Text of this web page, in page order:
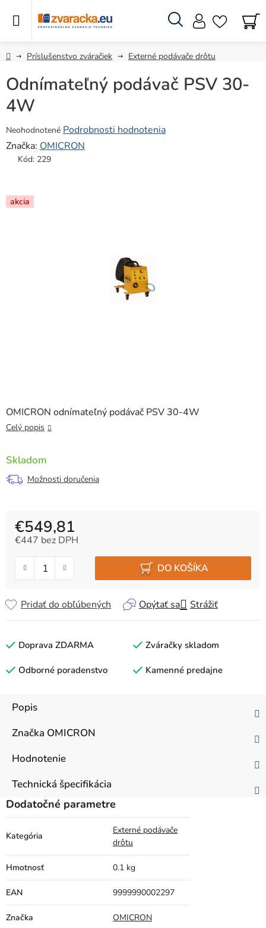
Hľadať
DomovPríslušenstvo zváračiek Externé podávače drôtu
OMICRON odnímateľný podávač PSV 30-4W
Celý popis
Skladom
Možnosti doručenia
€549,81
€447 bez DPH
DO KOŠÍKA
Opýtať sa Strážiť
Pridať do obľúbených
Odnímateľný podávač PSV 30-
4W
Priemerné
hodnotenie
produktu
z
5
Neohodnotené Podrobnosti hodnotenia
Značka: OMICRON
Kód: 229
akcia
Doprava ZDARMA Zváračky skladom
Odborné poradenstvo Kamenné predajne
Popis
Značka OMICRON
Hodnotenie
Technická špecifikácia
Dodatočné parametre
Kategória
Externé podávače
drôtu
Hmotnosť 0.1 kg
EAN 9999990002297
Značka OMICRON